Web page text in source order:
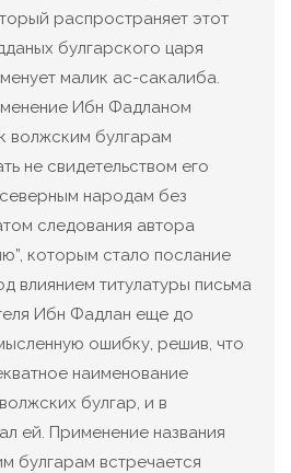
распространяет этот
булгарского царя
малик ас-сакалиба.
Ибн Фадланом
волжским булгарам
не свидетельством его
народам без
следования автора
которым стало послание
влиянием титулатуры письма
Ибн Фадлан еще до
ошибку, решив, что
наименование
булгар, и в
ей. Применение названия
булгарам встречается